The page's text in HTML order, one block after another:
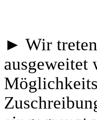
► Wir
ausgeweitet